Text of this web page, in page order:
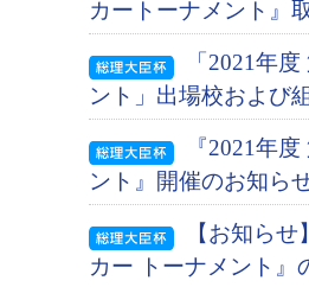
カートーナメント』
「2021年
ント」出場校および
『2021年
ント』開催のお知ら
【お知ら
カー トーナメント』